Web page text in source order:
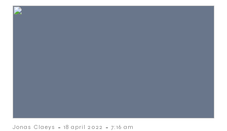
Jonas Claeys - 18 april 2022 - 7:16 am